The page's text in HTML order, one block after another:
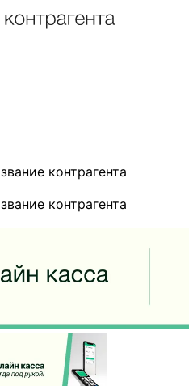
контрагента
контрагента